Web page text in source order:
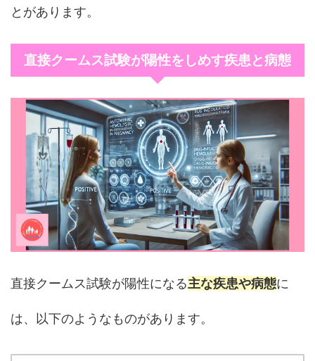
とがあります。
直接クームス試験が陽性をしめす疾患と病態
直接クームス試験が陽性になる主な疾患や病態に
は、以下のようなものがあります。